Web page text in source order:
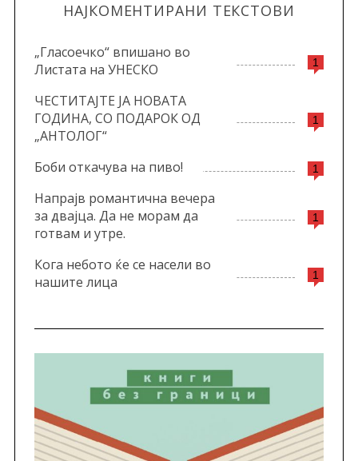
НАЈКОМЕНТИРАНИ ТЕКСТОВИ
1
„Гласоечко“ впишано во
Листата на УНЕСКО
1
ЧЕСТИТАЈТЕ ЈА НОВАТА
ГОДИНА, СО ПОДАРОК ОД
„АНТОЛОГ“
1
Боби откачува на пиво!
1
Напрајв романтична вечера
за двајца. Да не морам да
готвам и утре.
1
Кога небото ќе се насели во
нашите лица